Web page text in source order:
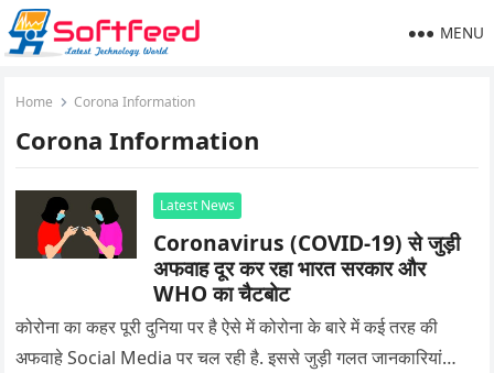
MENU
Home Corona Information
Corona Information
Latest News
Coronavirus (COVID-19) से जुड़ी
अफवाह दूर कर रहा भारत सरकार और
WHO का चैटबोट
कोरोना का कहर पूरी दुनिया पर है ऐसे में कोरोना के बारे में कई तरह की
अफवाहे Social Media पर चल रही है. इससे जुड़ी गलत जानकारियां…